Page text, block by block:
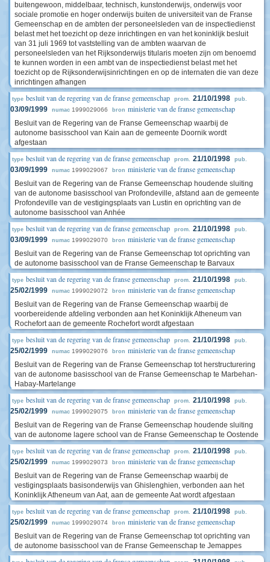
buitengewoon, middelbaar, technisch, kunstonderwijs, onderwijs voor
sociale promotie en hoger onderwijs buiten de universiteit van de Franse
Gemeenschap en de ambten der personeelsleden van de inspectiedienst
belast met het toezicht op deze inrichtingen en van het koninklijk besluit
van 31 juli 1969 tot vaststelling van de ambten waarvan de
personeelsleden van het Rijksonderwijs titularis moeten zijn om benoemd
te kunnen worden in een ambt van de inspectiedienst belast met het
toezicht op de Rijksonderwijsinrichtingen en op de internaten die van deze
inrichtingen afhangen
type besluit van de regering van de franse gemeenschap prom. 21/10/1998 pub.
03/09/1999 numac 1999029066 bron ministerie van de franse gemeenschap
Besluit van de Regering van de Franse Gemeenschap waarbij de
autonome basisschool van Kain aan de gemeente Doornik wordt
afgestaan
type besluit van de regering van de franse gemeenschap prom. 21/10/1998 pub.
03/09/1999 numac 1999029067 bron ministerie van de franse gemeenschap
Besluit van de Regering van de Franse Gemeenschap houdende sluiting
van de autonome basisschool van Profondeville, afstand aan de gemeente
Profondeville van de vestigingsplaats van Lustin en oprichting van de
autonome basisschool van Anhée
type besluit van de regering van de franse gemeenschap prom. 21/10/1998 pub.
03/09/1999 numac 1999029070 bron ministerie van de franse gemeenschap
Besluit van de Regering van de Franse Gemeenschap tot oprichting van
de autonome basisschool van de Franse Gemeenschap te Barvaux
type besluit van de regering van de franse gemeenschap prom. 21/10/1998 pub.
25/02/1999 numac 1999029072 bron ministerie van de franse gemeenschap
Besluit van de Regering van de Franse Gemeenschap waarbij de
voorbereidende afdeling verbonden aan het Koninklijk Atheneum van
Rochefort aan de gemeente Rochefort wordt afgestaan
type besluit van de regering van de franse gemeenschap prom. 21/10/1998 pub.
25/02/1999 numac 1999029076 bron ministerie van de franse gemeenschap
Besluit van de Regering van de Franse Gemeenschap tot herstructurering
van de autonome basisschool van de Franse Gemeenschap te Marbehan-
Habay-Martelange
type besluit van de regering van de franse gemeenschap prom. 21/10/1998 pub.
25/02/1999 numac 1999029075 bron ministerie van de franse gemeenschap
Besluit van de Regering van de Franse Gemeenschap houdende sluiting
van de autonome lagere school van de Franse Gemeenschap te Oostende
type besluit van de regering van de franse gemeenschap prom. 21/10/1998 pub.
25/02/1999 numac 1999029073 bron ministerie van de franse gemeenschap
Besluit van de Regering van de Franse Gemeenschap waarbij de
vestigingsplaats basisonderwijs van Ghislenghien, verbonden aan het
Koninklijk Atheneum van Aat, aan de gemeente Aat wordt afgestaan
type besluit van de regering van de franse gemeenschap prom. 21/10/1998 pub.
25/02/1999 numac 1999029074 bron ministerie van de franse gemeenschap
Besluit van de Regering van de Franse Gemeenschap tot oprichting van
de autonome basisschool van de Franse Gemeenschap te Jemappes